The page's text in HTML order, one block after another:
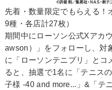
先着・数量限定でもらえる！
9種・各店計27枚）
期間中にローソン公式Xアカ
awson）」をフォローし、対
に「ローソンテニプリ」とコ
ると、抽選で1名に「テニス
子様 -40 and more...」&「テ